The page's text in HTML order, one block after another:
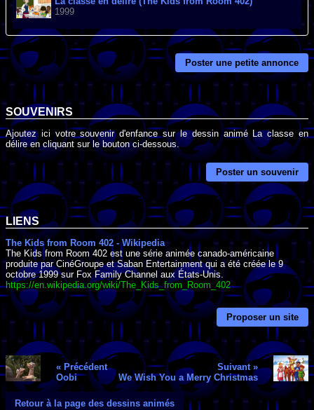
1999
Poster une petite annonce
SOUVENIRS
Ajoutez ici votre souvenir d'enfance sur le dessin animé La classe en
délire en cliquant sur le bouton ci-dessous.
Poster un souvenir
LIENS
The Kids from Room 402 - Wikipedia
The Kids from Room 402 est une série animée canado-américaine
produite par CinéGroupe et Saban Entertainment qui a été créée le 9
octobre 1999 sur Fox Family Channel aux États-Unis.
https://en.wikipedia.org/wiki/The_Kids_from_Room_402
Proposer un site
« Précédent
Oobi
Suivant »
We Wish You a Merry Christmas
Retour à la page des dessins animés